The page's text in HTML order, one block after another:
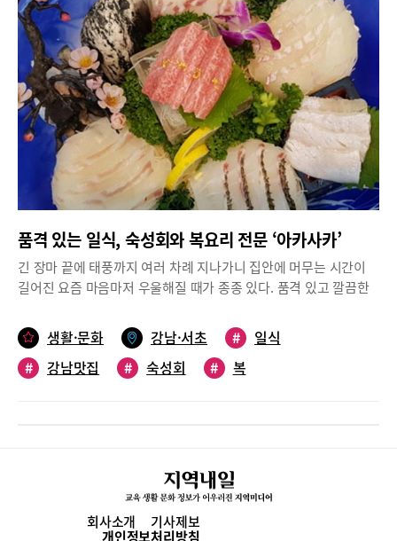
미 세트 등이 있으며 가격은 18,000~28,000원 선. 특히, ‘실속 세트
(1인/18,000원)’는 연어샐러드, 유자 드레싱 양배추 샐러드, 뚝배기
우동, 초밥 7종(연어, 참치, 광어지느러미, 소고기, 장어, 초새우, 농
어), 빵새우 튀김, 오자츠케 등 알찬 구성이다.초밥을 하나씩 집어
맛을 보니 그 신선함이 입안 가득 전해진다. 거기에 얼큰한 우동까
지 더해져 금상첨화다. ‘오차즈케’는 밥 위에 녹차를 부어 연어 타다
끼 등을 얹어 먹는 일본식 가정 요리로 색다른 별미를 선사한다. 이
외에도 활어 사시미, 우니 삼합(관자, 성게알, 단새우, 감태), 주류 등
이 다양하게 준비돼 있다. 위치: 강남구 논현로131길 7, 1층영업시
간: 매일/11:00~22:00(명절 당일 휴무)주차: 대리주차 가능(4,000
원)문의: 02-511-1268
푸짐하게 올라간 포항식 비빔물회로, 회가 워낙 많아서 회를 먼저
먹고 나중에 물회를 비벼먹으면 된다.물회를 주문하면 서비스로 나
오는 커다란 생선 머리구이도 별미이다. 밤 10시 이후에는 간단한 2
인 세트 메뉴인 ‘그믐달세트’를 보다 합리적인 가격으로 즐길 수 있
으며, 기본 메뉴에 물회, 육사시미, 타코와사비, 우니한판 등을 추가
메뉴로 구성해 다양하게 맛볼 수도 있다.위치: 강남구 강남대로128
길 10(논현동 144) 논현역 2번 출구 인근영업시간: 매일 오후 5시~
새벽 3시, 금요일 오후 5시~새벽 4시주차: 불가문의: 10-2738-2108
품격 있는 일식, 숙성회와 복요리 전문 ‘아카사카’
긴 장마 끝에 태풍까지 여러 차례 지나가니 집안에 머무는 시간이
길어진 요즘 마음마저 우울해질 때가 종종 있다. 품격 있고 깔끔한
당 ‘아카사카’를 소개해본다.강남역 인근에서 14년째 운영 중인 정
통 고급 일식집강남역 6번 출구 인근 ‘서초타운트라팰리스’에 있는
‘아카사카(赤坂)’는 2007년에 개업해 14년째 운영 중인 정통 고급
카사카’에서는 동경 긴자에 있는 호텔 일식당과 아카사카의 복요리
전문점에서 정통으로 일식요리를 공부하고 경험한 일식 명장 곽문
영 셰프가 명품 일식을 선보이고 있다.코스로 즐기는 디너 메뉴, 직
장인을 위한 런치 정식과 단품 메뉴‘아카사카’의 메뉴는 런치 메뉴,
생활·문화 강남·서초 #
일식
#
강남맛집 # 숙성회 # 복
회사소개 기사제보
개인정보처리방침